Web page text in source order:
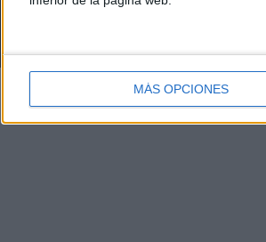
MÁS OPCIONES
Publicidad